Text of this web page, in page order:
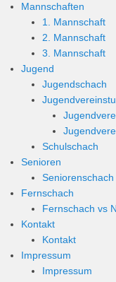
Mannschaften
1. Mannschaft
2. Mannschaft
3. Mannschaft
Jugend
Jugendschach
Schulschach
Senioren
Seniorenschach
Fernschach
Fernschach vs
Kontakt
Kontakt
Impressum
Impressum